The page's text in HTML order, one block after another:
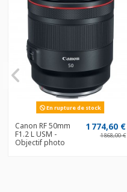
En rupture de stock
Canon RF 50mm
F1.2 L USM -
Objectif photo
1 774,60 €
1 868,00 €